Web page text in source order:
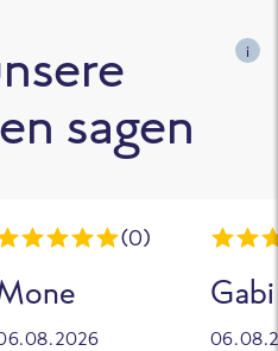
sagen
i
(0)
Gabi